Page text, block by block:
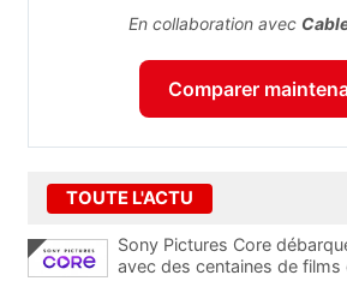
En collaboration avec
Comparer
TOUTE L'ACTU
Sony Pictures Core
avec des centaines de